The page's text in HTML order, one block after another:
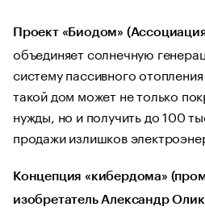
Проект «Биодом»
объединяет солнечную
систему пассивного
такой дом может не только
нужды, но и получить до 100
продажи излишков
Концепция «кибердома»
изобретатель Александр